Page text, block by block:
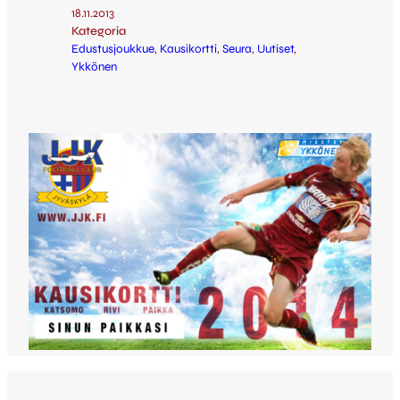
18.11.2013
Kategoria
Edustusjoukkue, Kausikortti, Seura, Uutiset
Ykkönen